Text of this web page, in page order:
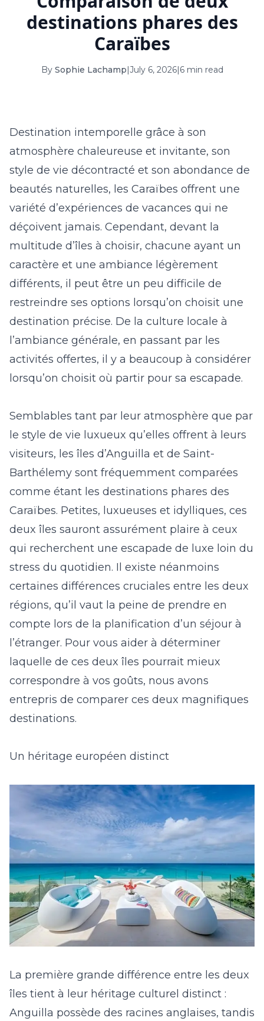
16 17 18 19 20 21 22
26
1 2 3 4 5
13 14 15 16 17 18 19
20 21 22 23 24 25 26
destinations phares des
Caraïbes
By Sophie Lachamp|July 6, 2026|6 min read
Destination intemporelle grâce à son
atmosphère chaleureuse et invitante, son
style de vie décontracté et son abondance de
beautés naturelles, les Caraïbes offrent une
variété d’expériences de vacances qui ne
déçoivent jamais. Cependant, devant la
multitude d’îles à choisir, chacune ayant un
caractère et une ambiance légèrement
différents, il peut être un peu difficile de
restreindre ses options lorsqu’on choisit une
destination précise. De la culture locale à
l’ambiance générale, en passant par les
activités offertes, il y a beaucoup à considérer
lorsqu’on choisit où partir pour sa escapade.
Semblables tant par leur atmosphère que par
le style de vie luxueux qu’elles offrent à leurs
visiteurs, les îles d’Anguilla et de Saint-
Barthélemy sont fréquemment comparées
comme étant les destinations phares des
Caraïbes. Petites, luxueuses et idylliques, ces
deux îles sauront assurément plaire à ceux
qui recherchent une escapade de luxe loin du
stress du quotidien. Il existe néanmoins
certaines différences cruciales entre les deux
régions, qu’il vaut la peine de prendre en
compte lors de la planification d’un séjour à
l’étranger. Pour vous aider à déterminer
laquelle de ces deux îles pourrait mieux
correspondre à vos goûts, nous avons
entrepris de comparer ces deux magnifiques
destinations.
Un héritage européen distinct
La première grande différence entre les deux
îles tient à leur héritage culturel distinct :
Anguilla possède des racines anglaises, tandis